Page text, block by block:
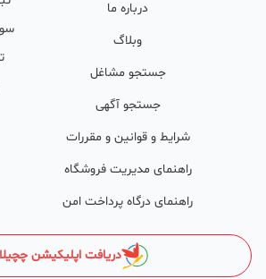
امکان پشتیبان اختصاصی به محض ورود هر
وکمک پشتیبان‌ها در تولید محتوا و سئونویسی به
طوری فراهم کرده که تا الان کسب‌وکارهای فعال در
کلیدی بسیار خوبی رتبه دریافت کرده و بازخورد‌های
کدام کسب و کارها در چچیلاس میتوانند خود
معرفی کنند؟
در واقع میتوان گفت تمامی کسب و کارهای مجاز در
درباره ما
وبلاگ
جستجو مشاغل
جستجو آگهی
شرایط و قوانین و مقررات
راهنمای مدیریت فروشگاه
راهنمای درگاه پرداخت امن
دریافت اپلیکیشن